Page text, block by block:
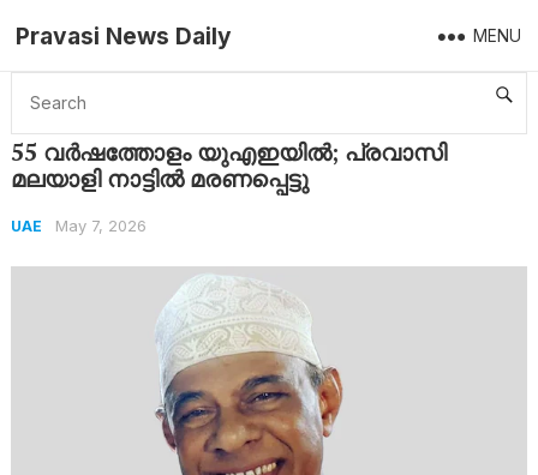
Pravasi News Daily MENU
Home UAE 55 വർഷത്തോളം യുഎഇയിൽ; പ്രവാസി മലയാളി നാട്ടിൽ മരണപ്പെട്ടു
55 വർഷത്തോളം യുഎഇയിൽ; പ്രവാസി
മലയാളി നാട്ടിൽ മരണപ്പെട്ടു
UAE May 7, 2026